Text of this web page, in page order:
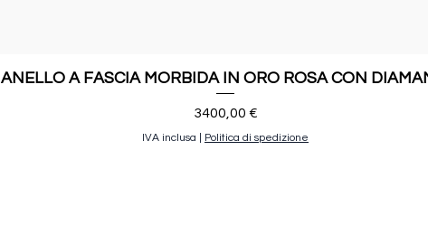
ANELLO A FASCIA MORBIDA IN ORO ROSA CON
Prezzo
3400,00 €
IVA inclusa Politica di spedizione